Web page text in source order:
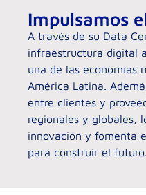
Impulsamos
A través de su Data
infraestructura digital
una de las economías
América Latina.
entre clientes y
regionales y globales,
innovación y fomenta
para construir el futuro.